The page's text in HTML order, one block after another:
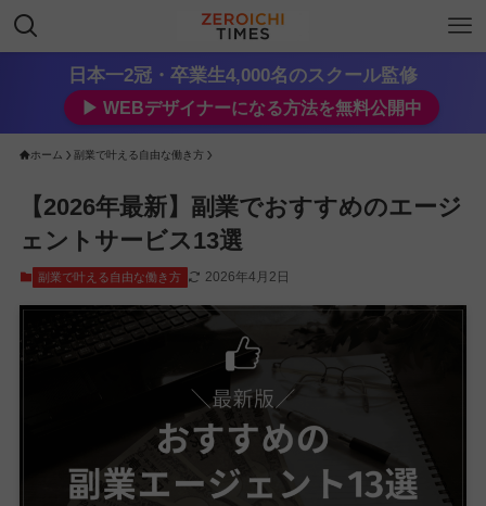
日本一2冠・卒業生4,000名のスクール監修
▶︎ WEBデザイナーになる方法を無料公開中
ホーム 副業で叶える自由な働き方
【2026年最新】副業でおすすめのエージ
ェントサービス13選
副業で叶える自由な働き方 2026年4月2日